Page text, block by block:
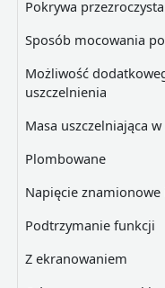
Pokrywa przezroczysta
Sposób mocowania
Możliwość
uszczelnienia
Masa uszczelniająca
Plombowane
Napięcie znamionowe
Podtrzymanie funkcji
Z ekranowaniem